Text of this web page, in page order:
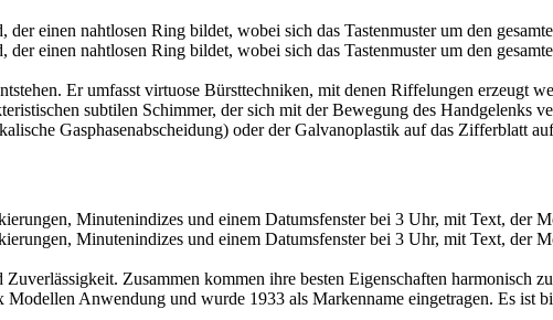
Er umfasst virtuose Bürsttechniken, mit denen Riffelungen erzeugt
subtilen Schimmer, der sich mit der Bewegung des Handgelenks
Gasphasen­abscheidung) oder der Galvanoplastik auf das Zifferblatt
Zusammen kommen ihre besten Eigenschaften harmonisch
Modellen Anwendung und wurde 1933 als Markenname eingetragen. Es ist